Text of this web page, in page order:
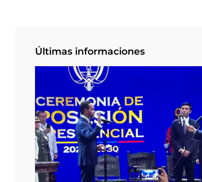
Últimas informaciones